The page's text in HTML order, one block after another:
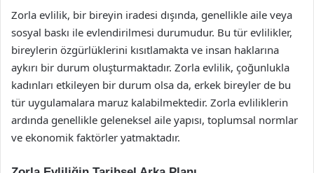
Zorla evlilik, bir bireyin iradesi dışında, genellikle aile veya
sosyal baskı ile evlendirilmesi durumudur. Bu tür evlilikler,
bireylerin özgürlüklerini kısıtlamakta ve insan haklarına
aykırı bir durum oluşturmaktadır. Zorla evlilik, çoğunlukla
kadınları etkileyen bir durum olsa da, erkek bireyler de bu
tür uygulamalara maruz kalabilmektedir. Zorla evliliklerin
ardında genellikle geleneksel aile yapısı, toplumsal normlar
ve ekonomik faktörler yatmaktadır.